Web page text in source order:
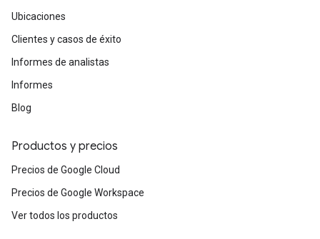
Ubicaciones
Clientes y casos de éxito
Informes de analistas
Informes
Blog
Productos y precios
Precios de Google Cloud
Precios de Google Workspace
Ver todos los productos